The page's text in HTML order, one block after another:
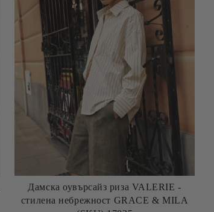
Дамска оувърсайз риза VALERIE -
стилена небрежност GRACE & MILA